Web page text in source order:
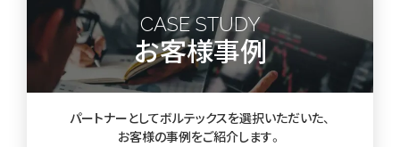
CASE STUDY
お客様事例
パートナーとしてボルテックスを選択いただいた、
お客様の事例をご紹介します。